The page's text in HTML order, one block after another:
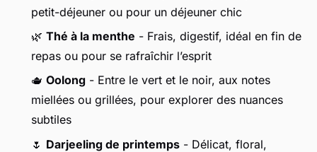
petit-déjeuner ou pour un déjeuner chic
🌿 Thé à la menthe - Frais, digestif, idéal en fin de
repas ou pour se rafraîchir l’esprit
🫖 Oolong - Entre le vert et le noir, aux notes
miellées ou grillées, pour explorer des nuances
subtiles
🌷 Darjeeling de printemps - Délicat, floral,